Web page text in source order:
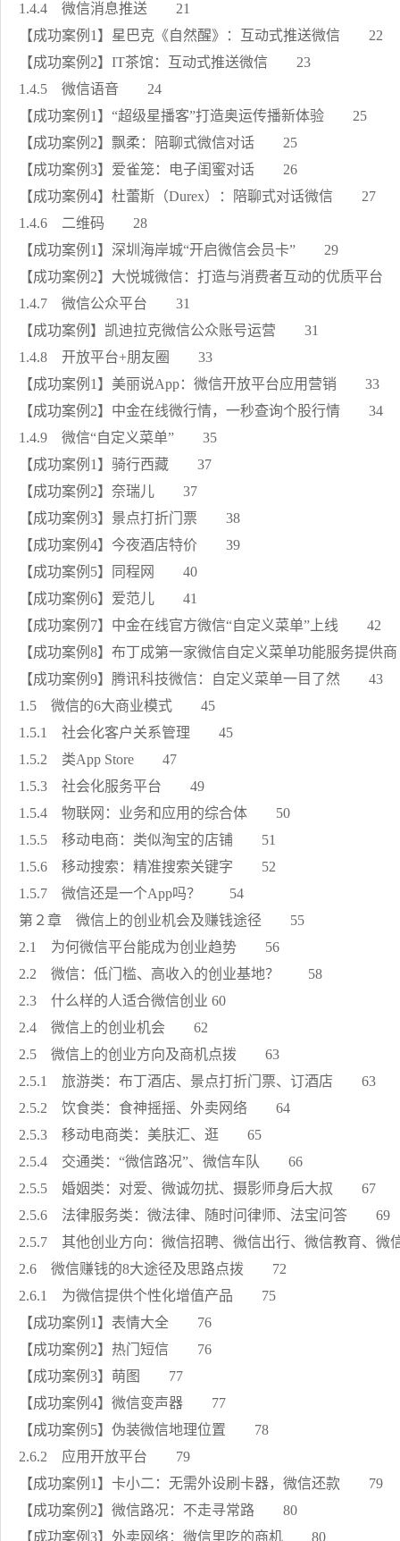
1.4.4 微信消息推送 21
【成功案例1】星巴克《自然醒》：互动式推送微信 22
【成功案例2】IT茶馆：互动式推送微信 23
1.4.5 微信语音 24
【成功案例1】“超级星播客”打造奥运传播新体验 25
【成功案例2】飘柔：陪聊式微信对话 25
【成功案例3】爱雀笼：电子闺蜜对话 26
【成功案例4】杜蕾斯（Durex）：陪聊式对话微信 27
1.4.6 二维码 28
【成功案例1】深圳海岸城“开启微信会员卡” 29
【成功案例2】大悦城微信：打造与消费者互动的优质平
1.4.7 微信公众平台 31
【成功案例】凯迪拉克微信公众账号运营 31
1.4.8 开放平台+朋友圈 33
【成功案例1】美丽说App：微信开放平台应用营销 33
【成功案例2】中金在线微行情，一秒查询个股行情 34
1.4.9 微信“自定义菜单” 35
【成功案例1】骑行西藏 37
【成功案例2】奈瑞儿 37
【成功案例3】景点打折门票 38
【成功案例4】今夜酒店特价 39
【成功案例5】同程网 40
【成功案例6】爱范儿 41
【成功案例7】中金在线官方微信“自定义菜单”上线 42
【成功案例8】布丁成第一家微信自定义菜单功能服务提
【成功案例9】腾讯科技微信：自定义菜单一目了然 43
1.5 微信的6大商业模式 45
1.5.1 社会化客户关系管理 45
1.5.2 类App Store 47
1.5.3 社会化服务平台 49
1.5.4 物联网：业务和应用的综合体 50
1.5.5 移动电商：类似淘宝的店铺 51
1.5.6 移动搜索：精准搜索关键字 52
1.5.7 微信还是一个App吗？ 54
第２章 微信上的创业机会及赚钱途径 55
2.1 为何微信平台能成为创业趋势 56
2.2 微信：低门槛、高收入的创业基地？ 58
2.3 什么样的人适合微信创业 60
2.4 微信上的创业机会 62
2.5 微信上的创业方向及商机点拨 63
2.5.1 旅游类：布丁酒店、景点打折门票、订酒店 63
2.5.2 饮食类：食神摇摇、外卖网络 64
2.5.3 移动电商类：美肤汇、逛 65
2.5.4 交通类：“微信路况”、微信车队 66
2.5.5 婚姻类：对爱、微诚勿扰、摄影师身后大叔 67
2.5.6 法律服务类：微法律、随时问律师、法宝问答 69
2.5.7 其他创业方向：微信招聘、微信出行、微信教育、
2.6 微信赚钱的8大途径及思路点拨 72
2.6.1 为微信提供个性化增值产品 75
【成功案例1】表情大全 76
【成功案例2】热门短信 76
【成功案例3】萌图 77
【成功案例4】微信变声器 77
【成功案例5】伪装微信地理位置 78
2.6.2 应用开放平台 79
【成功案例1】卡小二：无需外设刷卡器，微信还款 79
【成功案例2】微信路况：不走寻常路 80
【成功案例3】外卖网络：微信里吃的商机 80